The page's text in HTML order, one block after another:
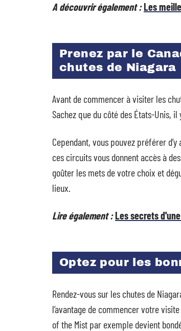
A découvrir également :Les
Prenez par le
chutes de Niagara
Avant de commencer à visiter les
Sachez que du côté des États-Unis,
Cependant, vous pouvez préférer
ces circuits vous donnent accès à
goûter les mets de votre choix et
lieux.
Lire également :Les secrets
Optez pour les
Rendez-vous sur les chutes de
l’avantage de commencer votre
of the Mist par exemple devient